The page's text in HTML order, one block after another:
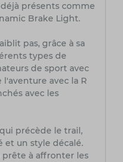
présents comme
Brake Light.
pas, grâce à sa
types de
de sport avec
l'aventure avec la R
avec les
précède le trail,
et un style décalé.
à affronter les